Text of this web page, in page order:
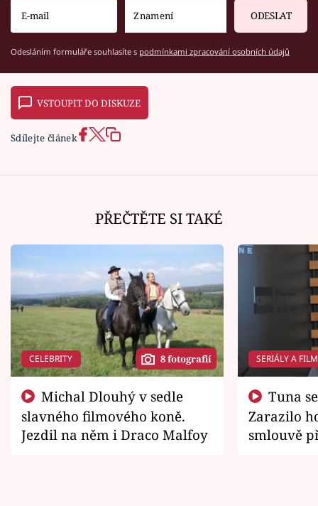
ODESLAT
Odesláním formuláře souhlasíte s podmínkami zpracování osobních údajů
VSTOUPIT DO DISKUZE
Sdílejte článek
PŘEČTĚTE SI TAKÉ
CELEBRITY 8 fotografií
slavného filmového koně.
Jezdil na něm i Draco Malfoy
SERIÁLY A
Zarazilo
smlouvě